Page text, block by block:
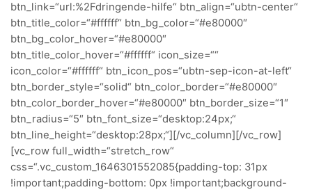
btn_link=“url:%2Fdringende-hilfe“ btn_align=“ubtn-center“
btn_title_color=“#ffffff“ btn_bg_color=“#e80000″
btn_bg_color_hover=“#e80000″
btn_title_color_hover=“#ffffff“ icon_size=““
icon_color=“#ffffff“ btn_icon_pos=“ubtn-sep-icon-at-left“
btn_border_style=“solid“ btn_color_border=“#e80000″
btn_color_border_hover=“#e80000″ btn_border_size=“1″
btn_radius=“5″ btn_font_size=“desktop:24px;“
btn_line_height=“desktop:28px;“][/vc_column][/vc_row]
[vc_row full_width=“stretch_row“
css=“.vc_custom_1646301552085{padding-top: 31px
!important;padding-bottom: 0px !important;background-